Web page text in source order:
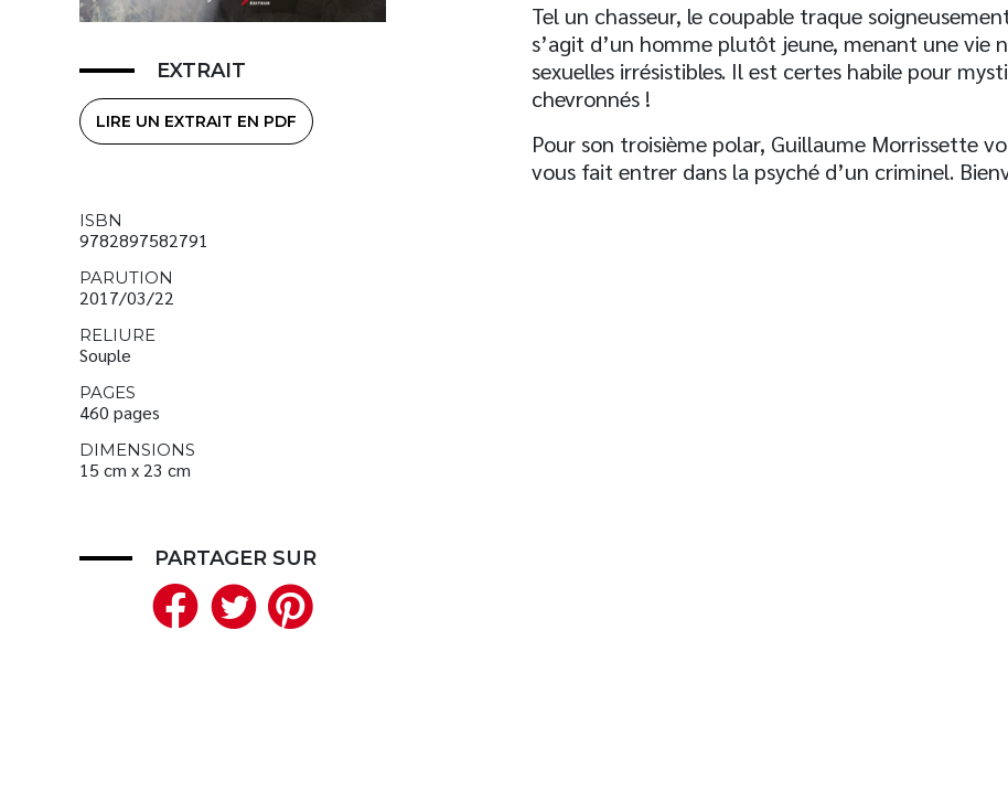
Tel un chasseur, le coupable traque
s’agit d’un homme plutôt jeune, menant une vie
sexuelles irrésistibles. Il est certes habile pour
chevronnés !
Pour son troisième polar, Guillaume Morrissette
vous fait entrer dans la psyché d’un criminel.
EXTRAIT
LIRE UN EXTRAIT EN PDF
ISBN
9782897582791
PARUTION
2017/03/22
RELIURE
Souple
PAGES
460 pages
DIMENSIONS
15 cm x 23 cm
PARTAGER SUR
Facebook
Twitter